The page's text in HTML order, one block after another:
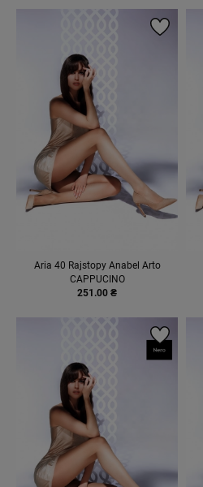
Aria 40 Rajstopy Anabel Arto
CAPPUCINO
251.00 ₴